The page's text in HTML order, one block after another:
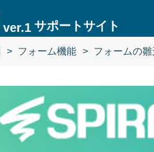
ver.1 サポートサイト
フォーム機能 フォームの